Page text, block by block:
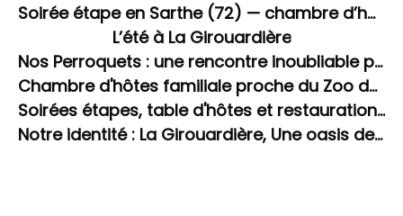
Soirée étape en Sarthe (72) — chambre d’hôtes avec dîner et spa à La Flèche
L’été à La Girouardière
Nos Perroquets : une rencontre inoubliable pour les enfants
Chambre d'hôtes familiale proche du Zoo de La Flèche avec piscine
Soirées étapes, table d'hôtes et restauration sur place à La Girouardière
Notre identité : La Girouardière, Une oasis de bien-être inattendue en Sarthe. L'art de ralentir.